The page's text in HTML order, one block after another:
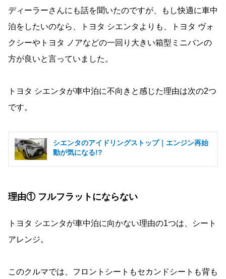
ディーラーさんにも話を聞いたのですが、もし快適に車中
泊をしたいのなら、トヨタ シエンタよりも、トヨタ ヴォ
クシーやトヨタ ノアなどの一回り大きい箱型ミニバンの
方が良いと言っていました。
トヨタ シエンタが車中泊に不向きと感じた理由は次の2つ
です。
シエンタのアイドリングストップ｜エンジン再始
動が気になる!?
理由① フルフラットにならない
トヨタ シエンタが車中泊に向かない理由の1つは、シート
アレンジ。
このクルマでは、フロントシートもセカンドシートも背も